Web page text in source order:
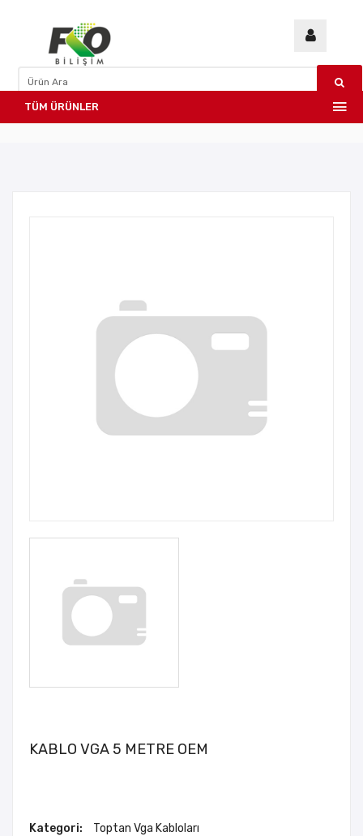
TÜM ÜRÜNLER
KABLO VGA 5 METRE OEM
Kategori: Toptan Vga Kabloları